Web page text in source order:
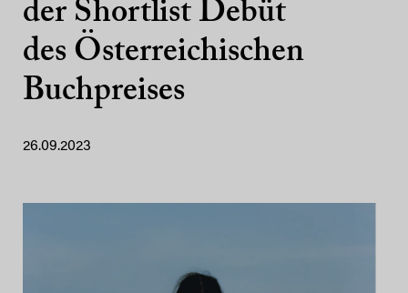
der Shortlist Debüt
des Österreichischen
Buchpreises
26.09.2023